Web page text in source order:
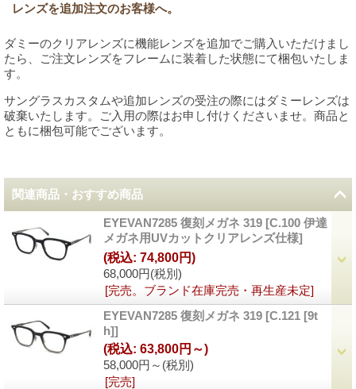
レンズを追加注文のお客様へ。
ダミーのクリアレンズに機能レンズを追加でご購入いただけまし
たら、ご注文レンズをフレームに装着した状態にて梱包いたしま
す。
サングラスカスタムや追加レンズの受注の際にはダミーレンズは
破棄いたします。ご入用の際はお申し付けくださいませ。商品と
ともに梱包可能でございます。
関連商品・おすすめ商品
EYEVAN7285 復刻メガネ 319 [C.100 伊達
メガネ用UVカットクリアレンズ仕様]
68,000円(税別)
(税込: 74,800円)
[完売。ブランド在庫完売・再生産未定]
EYEVAN7285 復刻メガネ 319 [C.121 [9t
h]]
58,000円～ (税別)
(税込: 63,800円～)
[完売]